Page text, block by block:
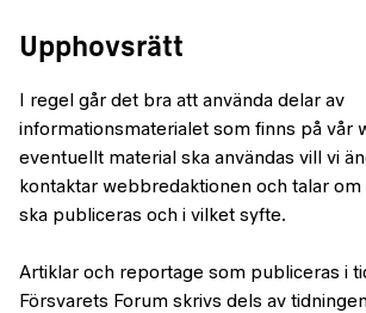
Upphovsrätt
I regel går det bra att använda delar av
informationsmaterialet som finns på vår
eventuellt material ska användas vill vi
kontaktar webbredaktionen och talar
ska publiceras och i vilket syfte.
Artiklar och reportage som publiceras i
Försvarets Forum skrivs dels av